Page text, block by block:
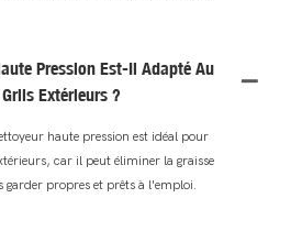
Pression Est-Il Adapté Au
Extérieurs ?
haute pression est idéal pour
car il peut éliminer la graisse
garder propres et prêts à l'emploi.